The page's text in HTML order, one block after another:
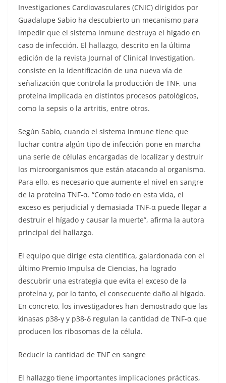
Investigaciones Cardiovasculares (CNIC) dirigidos por
Guadalupe Sabio ha descubierto un mecanismo para
impedir que el sistema inmune destruya el hígado en
caso de infección. El hallazgo, descrito en la última
edición de la revista Journal of Clinical Investigation,
consiste en la identificación de una nueva vía de
señalización que controla la producción de TNF, una
proteína implicada en distintos procesos patológicos,
como la sepsis o la artritis, entre otros.
Según Sabio, cuando el sistema inmune tiene que
luchar contra algún tipo de infección pone en marcha
una serie de células encargadas de localizar y destruir
los microorganismos que están atacando al organismo.
Para ello, es necesario que aumente el nivel en sangre
de la proteína TNF-α. “Como todo en esta vida, el
exceso es perjudicial y demasiada TNF-α puede llegar a
destruir el hígado y causar la muerte”, afirma la autora
principal del hallazgo.
El equipo que dirige esta científica, galardonada con el
último Premio Impulsa de Ciencias, ha logrado
descubrir una estrategia que evita el exceso de la
proteína y, por lo tanto, el consecuente daño al hígado.
En concreto, los investigadores han demostrado que las
kinasas p38-γ y p38-δ regulan la cantidad de TNF-α que
producen los ribosomas de la célula.
Reducir la cantidad de TNF en sangre
El hallazgo tiene importantes implicaciones prácticas,